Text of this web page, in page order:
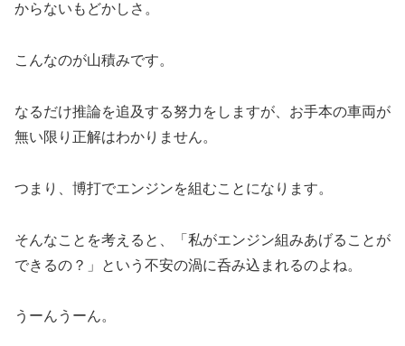
からないもどかしさ。
こんなのが山積みです。
なるだけ推論を追及する努力をしますが、お手本の車両が
無い限り正解はわかりません。
つまり、博打でエンジンを組むことになります。
そんなことを考えると、「私がエンジン組みあげることが
できるの？」という不安の渦に呑み込まれるのよね。
うーんうーん。